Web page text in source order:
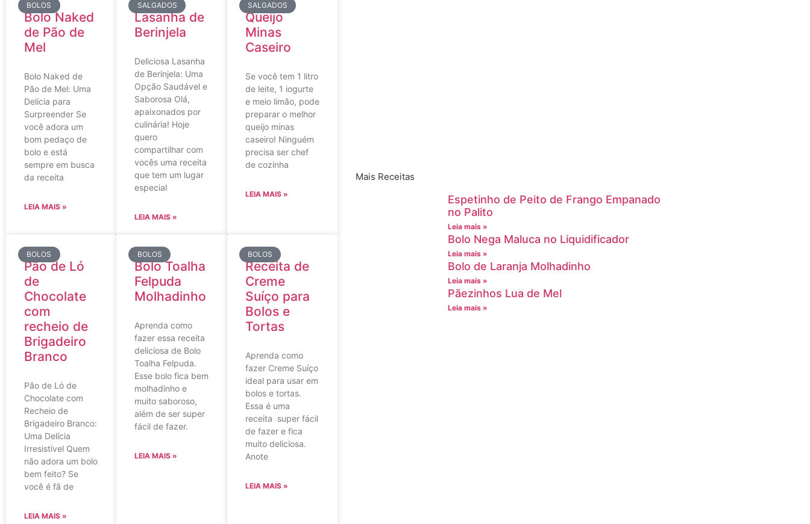
BOLOS
Bolo Naked
de Pão de
Mel
Bolo Naked de
Pão de Mel: Uma
Delícia para
Surpreender Se
você adora um
bom pedaço de
bolo e está
sempre em busca
da receita
LEIA MAIS »
SALGADOS
Lasanha de
Berinjela
Deliciosa Lasanha
de Berinjela: Uma
Opção Saudável e
Saborosa Olá,
apaixonados por
culinária! Hoje
quero
compartilhar com
vocês uma receita
que tem um lugar
especial
LEIA MAIS »
SALGADOS
Queijo
Minas
Caseiro
Se você tem 1 litro
de leite, 1 iogurte
e meio limão, pode
preparar o melhor
queijo minas
caseiro! Ninguém
precisa ser chef
de cozinha
LEIA MAIS »
BOLOS
Pão de Ló
de
Chocolate
com
recheio de
Brigadeiro
Branco
Pão de Ló de
Chocolate com
Recheio de
Brigadeiro Branco:
Uma Delícia
Irresistível Quem
não adora um bolo
bem feito? Se
você é fã de
LEIA MAIS »
BOLOS
Bolo Toalha
Felpuda
Molhadinho
Aprenda como
fazer essa receita
deliciosa de Bolo
Toalha Felpuda.
Esse bolo fica bem
molhadinho e
muito saboroso,
além de ser super
fácil de fazer.
LEIA MAIS »
BOLOS
Receita de
Creme
Suíço para
Bolos e
Tortas
Aprenda como
fazer Creme Suíço
ideal para usar em
bolos e tortas.
Essa é uma
receita super fácil
de fazer e fica
muito deliciosa.
Anote
LEIA MAIS »
Mais Receitas
Espetinho de Peito de Frango Empanado
no Palito
Leia mais »
Bolo Nega Maluca no Liquidificador
Leia mais »
Bolo de Laranja Molhadinho
Leia mais »
Pãezinhos Lua de Mel
Leia mais »